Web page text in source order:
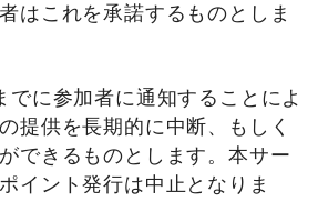
はこれを承諾するものとしま
でに参加者に通知することによ
提供を長期的に中断、もしく
できるものとします。本サー
イント発行は中止となりま